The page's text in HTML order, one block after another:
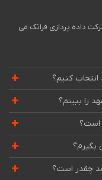
داده پردازی فراتک می
کنیم؟
را ببینم؟
است؟
چقدر است؟